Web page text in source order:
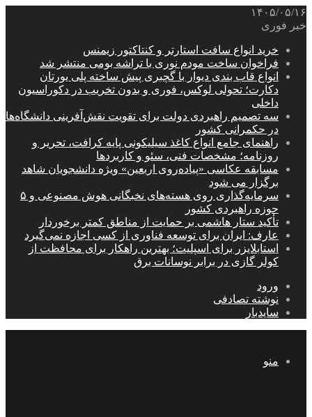
۱۴۰۵/۰۵/۱۶
خبر فوری
خرید انواع سافت استارتر و کنتاکتور زیمنس
فراخوان ساخت مودم نوری با تراشه بومی منتشر شد
انواع قاب بندی دیوار با گچبری پیش ساخته پلی یورتان
دکارت؛ تحولی لوکس، فوری و بدون تخریب در دکوراسیون
داخلی
سه تصمیم راهبردی دولت برای تقویت نقش‌آفرینی دانشگاه‌ها
در حکمرانی کشور
راهنمای جامع انواع کاغذ سیلیکونی پایه کرافت، تحریر و
روزنامه؛ مشخصات فنی، سئو و کاربردها
مسابقه عکاسی «پیاده‌روی اربعین» ویژه دانشجویان شاهد
برگزار می شود
سرمایه‌گذاری روی هسته‌های نخبگانی هوش مصنوعی و ۵
حوزه راهبردی کشور
تأکید ستار هاشمی بر حمایت از مناطق کمتر برخوردار
عارف: ایران برای توسعه فناوری از کسی اجازه نمی‌گیرد
استابلایزر برای اسپلیت؛ بهترین راهکار برای محافظت از
کولر گازی در برابر نوسانات برق
ورود
نوشته تصادفی
سایدبار
منو